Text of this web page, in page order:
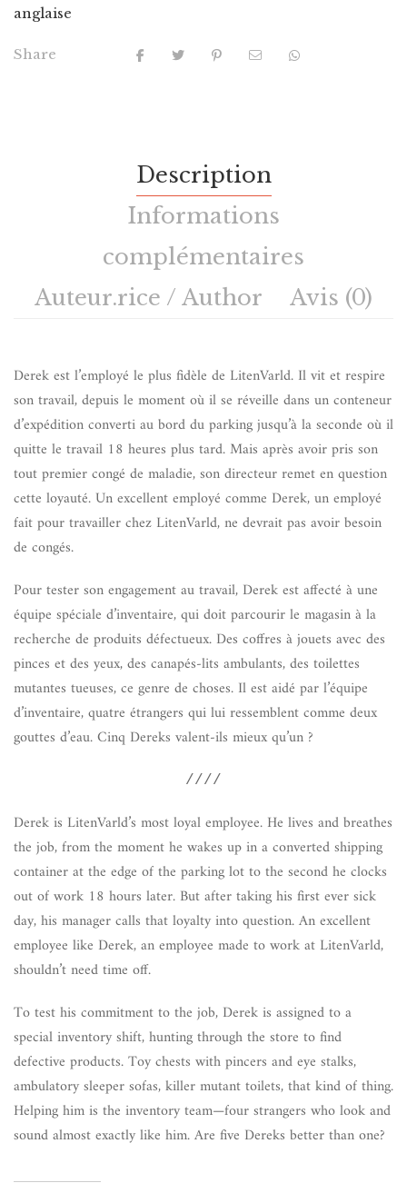
anglaise
Share
Description
Informations
complémentaires
Auteur.rice / Author
Avis (0)
Derek est l’employé le plus fidèle de LitenVarld. Il vit et respire
son travail, depuis le moment où il se réveille dans un conteneur
d’expédition converti au bord du parking jusqu’à la seconde où il
quitte le travail 18 heures plus tard. Mais après avoir pris son
tout premier congé de maladie, son directeur remet en question
cette loyauté. Un excellent employé comme Derek, un employé
fait pour travailler chez LitenVarld, ne devrait pas avoir besoin
de congés.
Pour tester son engagement au travail, Derek est affecté à une
équipe spéciale d’inventaire, qui doit parcourir le magasin à la
recherche de produits défectueux. Des coffres à jouets avec des
pinces et des yeux, des canapés-lits ambulants, des toilettes
mutantes tueuses, ce genre de choses. Il est aidé par l’équipe
d’inventaire, quatre étrangers qui lui ressemblent comme deux
gouttes d’eau. Cinq Dereks valent-ils mieux qu’un ?
////
Derek is LitenVarld’s most loyal employee. He lives and breathes
the job, from the moment he wakes up in a converted shipping
container at the edge of the parking lot to the second he clocks
out of work 18 hours later. But after taking his first ever sick
day, his manager calls that loyalty into question. An excellent
employee like Derek, an employee made to work at LitenVarld,
shouldn’t need time off.
To test his commitment to the job, Derek is assigned to a
special inventory shift, hunting through the store to find
defective products. Toy chests with pincers and eye stalks,
ambulatory sleeper sofas, killer mutant toilets, that kind of thing.
Helping him is the inventory team—four strangers who look and
sound almost exactly like him. Are five Dereks better than one?